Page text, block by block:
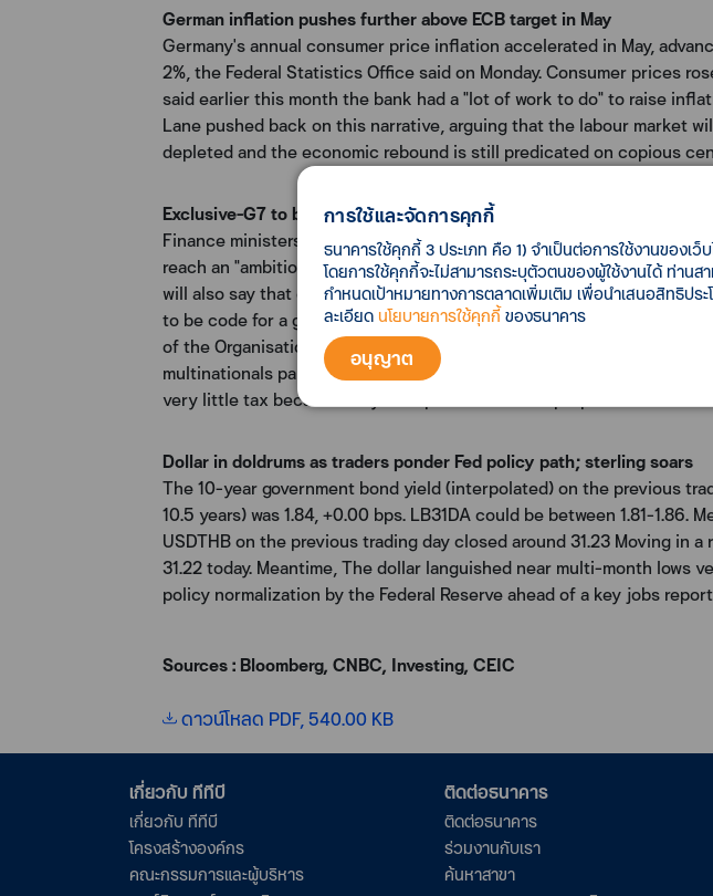
German inflation pushes further above ECB target in May
Germany's annual consumer price inflation accelerated in May,
2%, the Federal Statistics Office said on Monday. Consumer prices
said earlier this month the bank had a "lot of work to do" to raise
Lane pushed back on this narrative, arguing that the labour market
depleted and the economic rebound is still predicated on copious
Exclusive-G7 to back minimum global corporate tax and support
Finance ministers from the group of seven rich nations (G7) will
reach an "ambitious" deal on a minimum global corporate tax in
will also say that once the recovery is well established, they will
to be code for a gradual withdrawal of stimulus. To help alleviate
of the Organisation for Economic Cooperation and Development
multinationals paid their fair share of taxes. Such a tax would aim to
very little tax because they set up offices for tax purposes in low-tax
Dollar in doldrums as traders ponder Fed policy path; sterling soars
The 10-year government bond yield (interpolated) on the previous
10.5 years) was 1.84, +0.00 bps. LB31DA could be between 1.81-
USDTHB on the previous trading day closed around 31.23 Moving in
31.22 today. Meantime, The dollar languished near multi-month lows
policy normalization by the Federal Reserve ahead of a key jobs
Sources : Bloomberg, CNBC, Investing, CEIC
ดาวน์โหลด PDF, 540.00 KB
การใช้และจัดการคุกกี้
ธนาคารใช้คุกกี้ 3 ประเภท คือ 1) จำเป็นต่อการใช้งานของ
โดยการใช้คุกกี้จะไม่สามารถระบุตัวตนของผู้ใช้งานได้ ท่าน
กำหนดเป้าหมายทางการตลาดเพิ่มเติม เพื่อนำเสนอสิทธิป
ละเอียด นโยบายการใช้คุกกี้ ของธนาคาร
อนุญาต
เกี่ยวกับ ทีทีบี
เกี่ยวกับ ทีทีบี
โครงสร้างองค์กร
คณะกรรมการและผู้บริหาร
ติดต่อธนาคาร
ติดต่อธนาคาร
ร่วมงานกับเรา
ค้นหาสาขา